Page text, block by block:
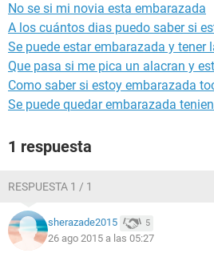
No se si mi novia esta embarazada
A los cuántos dias puedo saber si
Se puede estar embarazada y tener
Que pasa si me pica un alacran y
Como saber si estoy embarazada
Se puede quedar embarazada
1 respuesta
RESPUESTA 1 / 1
sherazade2015 5
26 ago 2015 a las 05:27